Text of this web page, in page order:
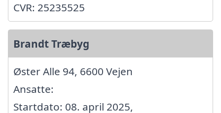
CVR: 25235525
Brandt Træbyg
Øster Alle 94, 6600 Vejen
Ansatte:
Startdato: 08. april 2025,